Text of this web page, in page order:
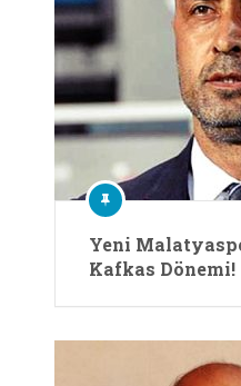
Yeni
Kafkas Dönemi!